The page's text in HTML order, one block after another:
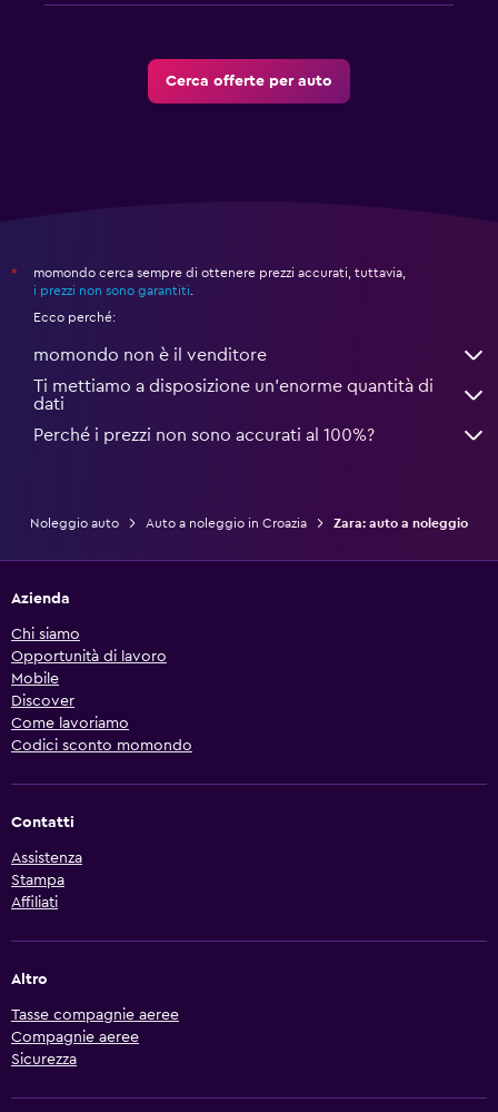
Cerca offerte per auto
*
momondo cerca sempre di ottenere prezzi accurati, tuttavia,
i prezzi non sono garantiti
Ecco perché:
momondo non è il venditore
Ti mettiamo a disposizione un’enorme quantità di
dati
Perché i prezzi non sono accurati al 100%?
Noleggio auto Auto a noleggio in Croazia Zara: auto a noleggio
Azienda
Chi siamo
Opportunità di lavoro
Mobile
Discover
Come lavoriamo
Codici sconto momondo
Contatti
Assistenza
Stampa
Affiliati
Altro
Tasse compagnie aeree
Compagnie aeree
Sicurezza